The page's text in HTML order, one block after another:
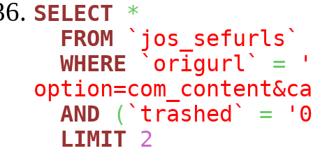
SELECT
*
FROM
`jos_sefurls`
WHERE
`origurl` =
AND
( `trashed` =
LIMIT
2